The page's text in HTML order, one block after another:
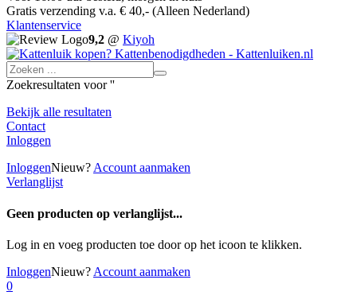
Gratis verzending v.a. € 40,- (Alleen Nederland)
Klantenservice
9,2 @ Kiyoh
Zoekresultaten voor ''
Bekijk alle resultaten
Contact
Inloggen
InloggenNieuw? Account aanmaken
Verlanglijst
Geen producten op verlanglijst...
Log in en voeg producten toe door op het icoon te klikken.
InloggenNieuw? Account aanmaken
0